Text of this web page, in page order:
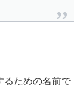
るための名前で